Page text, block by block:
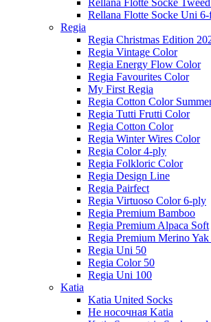
Rellana Flotte Socke
Rellana Flotte Socke Uni 6-
Regia
Regia Christmas Edition
Regia Vintage Color
Regia Energy Flow Color
Regia Favourites Color
My First Regia
Regia Cotton Color
Regia Tutti Frutti Color
Regia Cotton Color
Regia Winter Wires Color
Regia Color 4-ply
Regia Folkloric Color
Regia Design Line
Regia Pairfect
Regia Virtuoso Color 6-ply
Regia Premium Bamboo
Regia Premium Alpaca Soft
Regia Premium Merino
Regia Uni 50
Regia Color 50
Regia Uni 100
Katia
Katia United Socks
Не носочная Katia